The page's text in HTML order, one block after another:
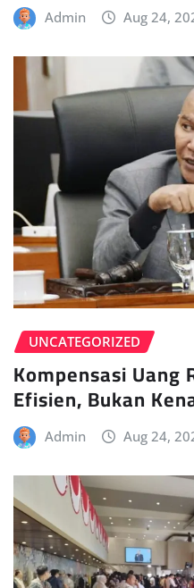
Admin Aug 24,
UNCATEGORIZED
Kompensasi Uang
Efisien, Bukan
Admin Aug 24,